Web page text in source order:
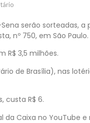
serão sorteadas, a
nº 750, em São Paulo.
R$ 3,5 milhões.
de Brasília), nas
custa R$ 6.
Caixa no YouTube e